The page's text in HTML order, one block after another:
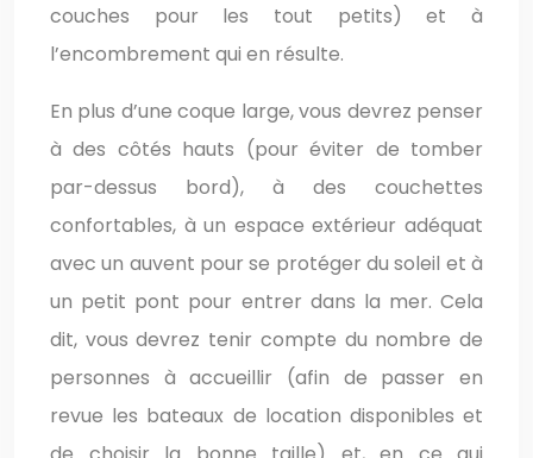
couches pour les tout petits) et à
l’encombrement qui en résulte.
En plus d’une coque large, vous devrez penser
à des côtés hauts (pour éviter de tomber
par-dessus bord), à des couchettes
confortables, à un espace extérieur adéquat
avec un auvent pour se protéger du soleil et à
un petit pont pour entrer dans la mer. Cela
dit, vous devrez tenir compte du nombre de
personnes à accueillir (afin de passer en
revue les bateaux de location disponibles et